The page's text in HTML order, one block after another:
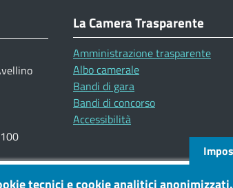
La Camera Trasparente
Amministrazione trasparente
Albo camerale
Bandi di gara
Bandi di concorso
Accessibilità
tecnici e cookie analitici